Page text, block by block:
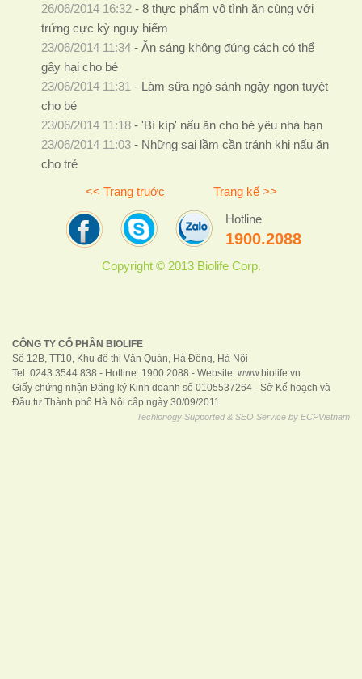
26/06/2014 16:32- 8 thực phẩm vô tình ăn cùng với
trứng cực kỳ nguy hiểm
23/06/2014 11:34- Ăn sáng không đúng cách có thể
gây hại cho bé
23/06/2014 11:31 - Làm sữa ngô sánh ngậy ngon tuyệt
cho bé
23/06/2014 11:18- 'Bí kíp' nấu ăn cho bé yêu nhà bạn
23/06/2014 11:03- Những sai lầm cần tránh khi nấu ăn
cho trẻ
<< Trang truớc Trang kế >>
Hotline
1900.2088
Copyright © 2013 Biolife Corp.
CÔNG TY CỔ PHẦN BIOLIFE
Số 12B, TT10, Khu đô thị Văn Quán, Hà Đông, Hà Nội
Tel: 0243 3544 838 - Hotline: 1900.2088 - Website: www.biolife.vn
Giấy chứng nhận Đăng ký Kinh doanh số 0105537264 - Sở Kế hoạch và
Đầu tư Thành phố Hà Nội cấp ngày 30/09/2011
Techlonogy Supported & SEO Service by ECPVietnam